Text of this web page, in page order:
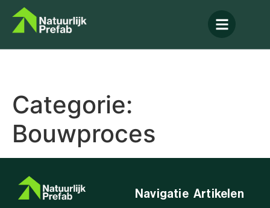
Categorie:
Bouwproces
Navigatie Artikelen